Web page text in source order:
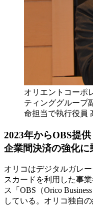
オリエントコーポ
ティンググループ
命担当で執行役員
2023年からOBS提供
企業間決済の強化に
オリコはデジタルガレ
スカードを利用した事
ス「OBS（Orico
している。オリコ独自